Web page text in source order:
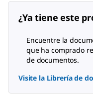
¿Ya tiene este
Encuentre la
que ha comprado
de documentos.
Visite la Librería de